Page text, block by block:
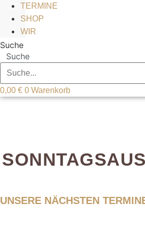
TERMINE
SHOP
WIR
Suche
Suche
0,00 € 0 Warenkorb
UNSERE NÄCHSTEN